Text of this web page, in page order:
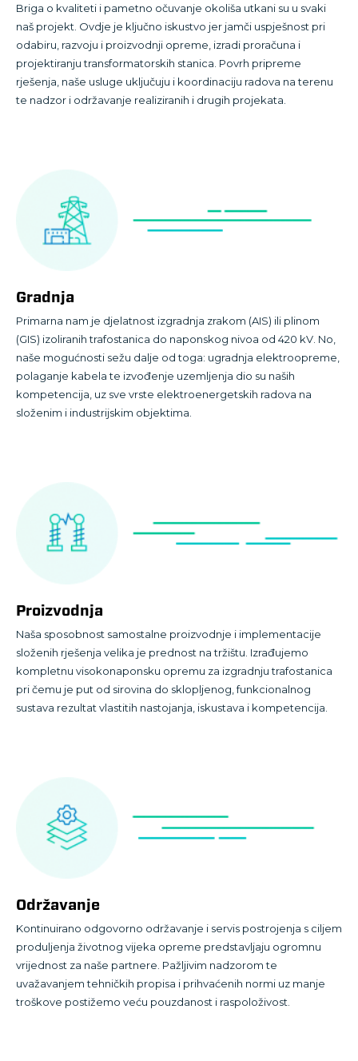
Briga o kvaliteti i pametno očuvanje okoliša utkani su u svaki
naš projekt. Ovdje je ključno iskustvo jer jamči uspješnost pri
odabiru, razvoju i proizvodnji opreme, izradi proračuna i
projektiranju transformatorskih stanica. Povrh pripreme
rješenja, naše usluge uključuju i koordinaciju radova na terenu
te nadzor i održavanje realiziranih i drugih projekata.
Gradnja
Primarna nam je djelatnost izgradnja zrakom (AIS) ili plinom
(GIS) izoliranih trafostanica do naponskog nivoa od 420 kV. No,
naše mogućnosti sežu dalje od toga: ugradnja elektroopreme,
polaganje kabela te izvođenje uzemljenja dio su naših
kompetencija, uz sve vrste elektroenergetskih radova na
složenim i industrijskim objektima.
Proizvodnja
Naša sposobnost samostalne proizvodnje i implementacije
složenih rješenja velika je prednost na tržištu. Izrađujemo
kompletnu visokonaponsku opremu za izgradnju trafostanica
pri čemu je put od sirovina do sklopljenog, funkcionalnog
sustava rezultat vlastitih nastojanja, iskustava i kompetencija.
Održavanje
Kontinuirano odgovorno održavanje i servis postrojenja s ciljem
produljenja životnog vijeka opreme predstavljaju ogromnu
vrijednost za naše partnere. Pažljivim nadzorom te
uvažavanjem tehničkih propisa i prihvaćenih normi uz manje
troškove postižemo veću pouzdanost i raspoloživost.